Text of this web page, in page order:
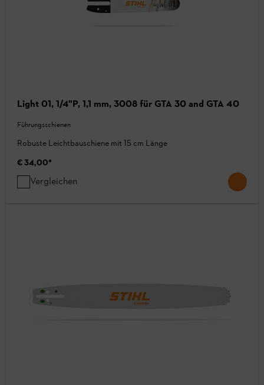
Light 01, 1/4"P, 1,1 mm, 3008 für GTA 30 and GTA 40
Führungsschienen
Robuste Leichtbauschiene mit 15 cm Länge
€ 34,00*
Vergleichen